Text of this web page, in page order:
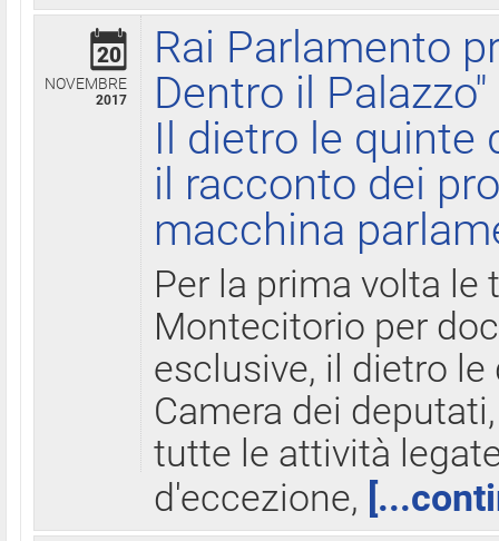
20
NOVEMBRE
2017
Rai Parlamento
Dentro il Palazzo"
Il dietro le quinte
il racconto dei
macchina
Per la prima volta le
Montecitorio per
esclusive, il dietro
Camera dei
tutte le attività
d'eccezione,